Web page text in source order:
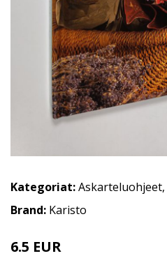
Kategoriat:Askarteluohjeet,
Brand: Karisto
6.5 EUR